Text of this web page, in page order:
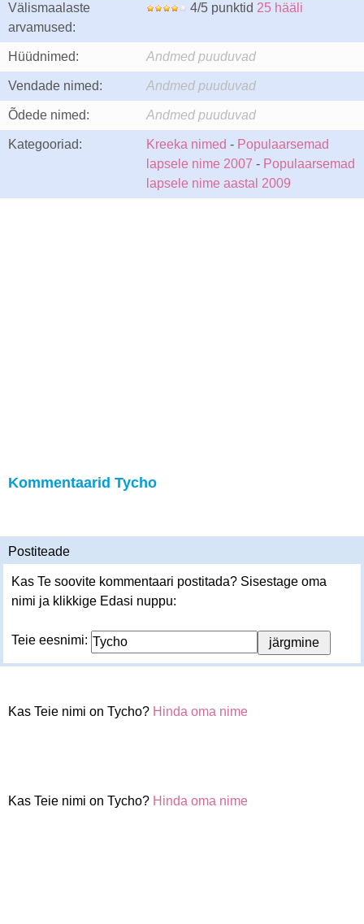
Välismaalaste
arvamused:
4/5 punktid 25 hääli
Hüüdnimed: Andmed puuduvad
Vendade nimed: Andmed puuduvad
Õdede nimed: Andmed puuduvad
Kategooriad: Kreeka nimed - Populaarsemad
lapsele nime 2007 - Populaarsemad
lapsele nime aastal 2009
Kommentaarid Tycho
Postiteade
Kas Te soovite kommentaari postitada? Sisestage oma
nimi ja klikkige Edasi nuppu:
Teie eesnimi:
Kas Teie nimi on Tycho? Hinda oma nime
Kas Teie nimi on Tycho? Hinda oma nime